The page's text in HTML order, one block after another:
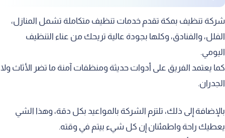
شركة تنظيف بمكة تقدم خدمات تنظيف متكاملة تشمل المنازل،
الفلل، والفنادق، وكلها بجودة عالية تريحك من عناء التنظيف
اليومي.
كما يعتمد الفريق على أدوات حديثة ومنظفات آمنة ما تضر الأثاث ولا
الجدران.
بالإضافة إلى ذلك، تلتزم الشركة بالمواعيد بكل دقة، وهذا الشي
يعطيك راحة واطمئنان إن كل شيء بيتم في وقته.